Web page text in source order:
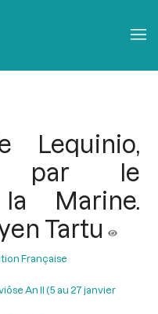
Lequinio,
par le
Marine.
Tartu
Française
An II (5 au 27 janvier